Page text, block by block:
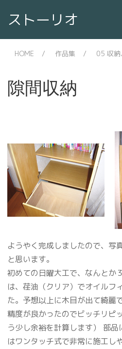
ストーリオ
HOME 作品集 05 収納
隙間収納
ようやく完成しましたので、写
と思います。
初めての日曜大工で、なんとか
は、荏油（クリア）でオイルフ
た。予想以上に木目が出て綺麗
精度が良かったのでビッチリピ
う少し余裕を計算します） 部
はワンタッチ式で非常に施工し